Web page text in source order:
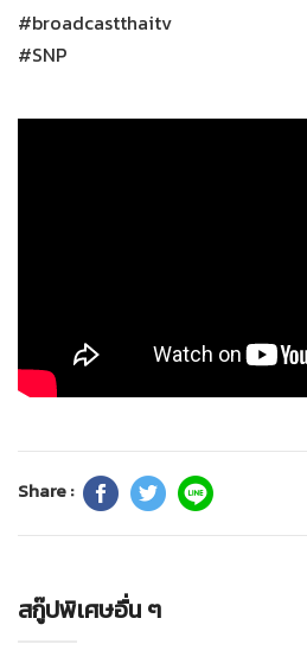
#broadcastthaitv
#SNP
Share :
สกู๊ปพิเศษอื่น ๆ